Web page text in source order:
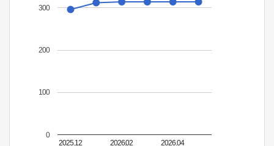
2025.12
2026.02
2026.04
0
100
200
300